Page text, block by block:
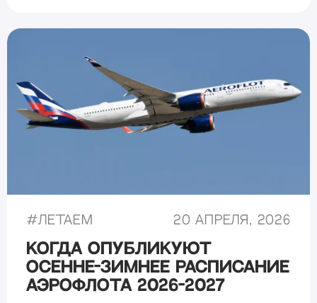
#Летаем 20 апреля, 2026
Когда опубликуют
осенне-зимнее расписание
Аэрофлота 2026-2027